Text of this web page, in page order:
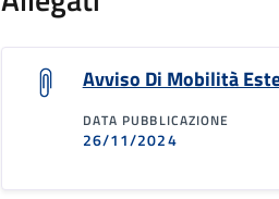
Avviso Di Mobilità
DATA PUBBLICAZIONE
26/11/2024